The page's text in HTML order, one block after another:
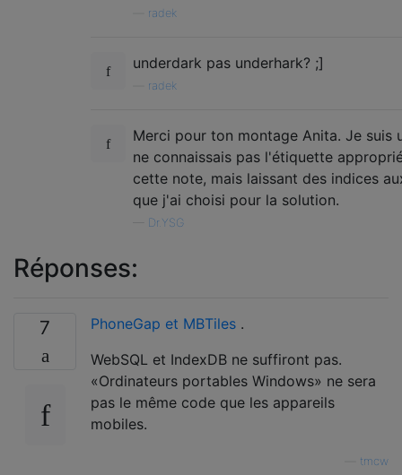
radek
underdark pas underhark? ;]
radek
Merci pour ton montage Anita. Je suis
ne connaissais pas l'étiquette
cette note, mais laissant des indices
que j'ai choisi pour la solution.
Dr.YSG
Réponses:
7 PhoneGap et MBTiles .
WebSQL et IndexDB ne suffiront pas.
«Ordinateurs portables Windows» ne sera
pas le même code que les appareils
mobiles.
tmcw